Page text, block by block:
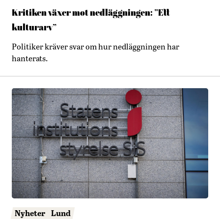
Kritiken växer mot nedläggningen: ”Ett
kulturarv”
Politiker kräver svar om hur nedläggningen har
hanterats.
Nyheter Lund